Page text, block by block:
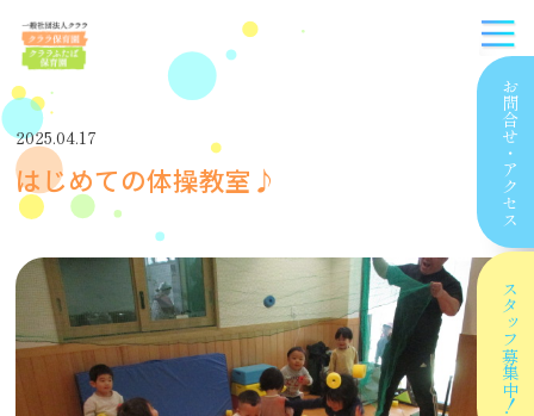
お問合せ
・
アクセス
スタッフ
募集中！
2025.04.17
はじめての体操教室♪